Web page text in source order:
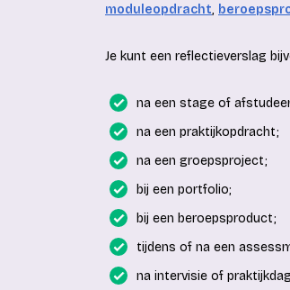
moduleopdracht,
Je kunt een reflectieverslag
na een stage of
na een praktijkopdracht;
na een groepsproject;
bij een portfolio;
bij een beroepsproduct;
tijdens of na een
na intervisie of